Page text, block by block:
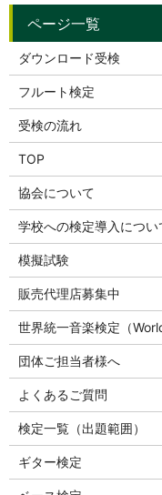
ダウンロード受検
フルート検定
受検の流れ
TOP
協会について
学校への検定導入につい
模擬試験
販売代理店募集中
世界統一音楽検定（
団体ご担当者様へ
よくあるご質問
検定一覧（出題範囲）
ギター検定